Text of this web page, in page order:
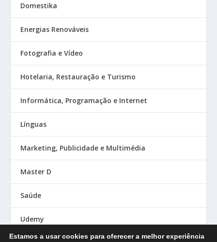
Domestika
Energias Renováveis
Fotografia e Vídeo
Hotelaria, Restauração e Turismo
Informática, Programação e Internet
Línguas
Marketing, Publicidade e Multimédia
Master D
Saúde
Udemy
Estamos a usar cookies para oferecer a melhor experiência